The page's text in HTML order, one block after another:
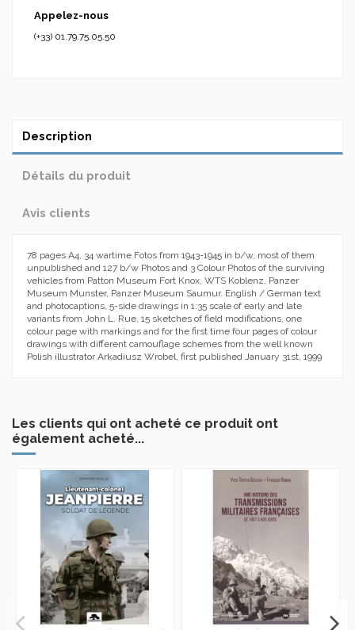
Appelez-nous
(+33) 01.79.75.05.50
Description
Détails du produit
Avis clients
78 pages A4, 34 wartime Fotos from 1943-1945 in b/w, most of them
unpublished and 127 b/w Photos and 3 Colour Photos of the surviving
vehicles from Patton Museum Fort Knox, WTS Koblenz, Panzer
Museum Munster, Panzer Museum Saumur. English / German text
and photocaptions, 5-side drawings in 1:35 scale of early and late
variants from John L. Rue, 15 sketches of field modifications, one
colour page with markings and for the first time four pages of colour
drawings with different camouflage schemes from the well known
Polish illustrator Arkadiusz Wrobel, first published January 31st, 1999
Les clients qui ont acheté ce produit ont
également acheté...